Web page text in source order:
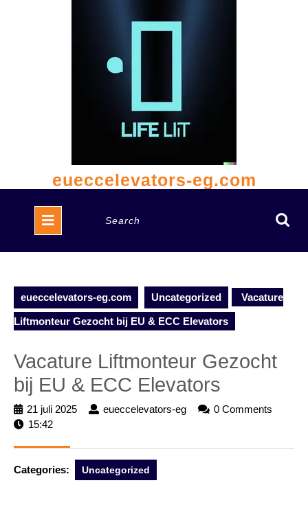
eueccelevators-eg.com
Open
Button
eueccelevators-eg.com Uncategorized Vacature
Liftmonteur Gezocht bij EU & ECC Elevators
Vacature Liftmonteur Gezocht
bij EU & ECC Elevators
21 juli 2025
21
eueccelevators-eg
eueccelevators-
0 Comments
15:42
Categories: Uncategorized